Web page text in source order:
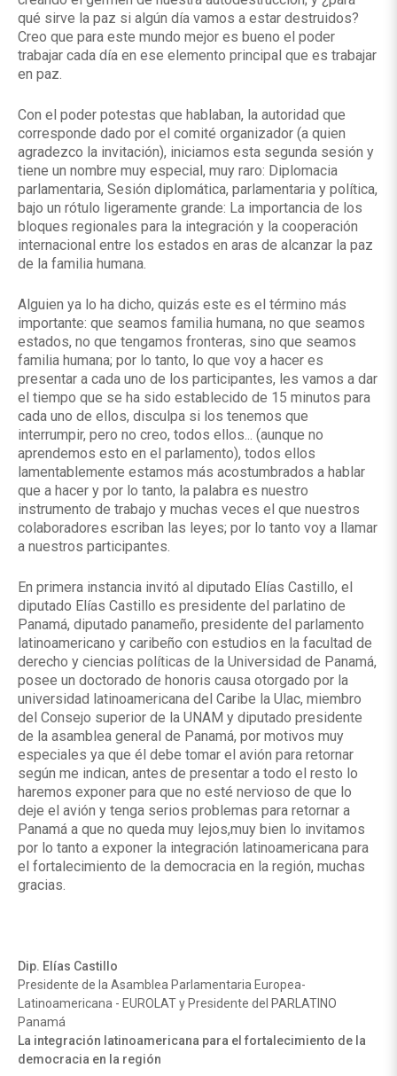
qué sirve la paz si algún día vamos a estar destruidos?
Creo que para este mundo mejor es bueno el poder
trabajar cada día en ese elemento principal que es trabajar
en paz.
Con el poder potestas que hablaban, la autoridad que
corresponde dado por el comité organizador (a quien
agradezco la invitación), iniciamos esta segunda sesión y
tiene un nombre muy especial, muy raro: Diplomacia
parlamentaria, Sesión diplomática, parlamentaria y política,
bajo un rótulo ligeramente grande: La importancia de los
bloques regionales para la integración y la cooperación
internacional entre los estados en aras de alcanzar la paz
de la familia humana.
Alguien ya lo ha dicho, quizás este es el término más
importante: que seamos familia humana, no que seamos
estados, no que tengamos fronteras, sino que seamos
familia humana; por lo tanto, lo que voy a hacer es
presentar a cada uno de los participantes, les vamos a dar
el tiempo que se ha sido establecido de 15 minutos para
cada uno de ellos, disculpa si los tenemos que
interrumpir, pero no creo, todos ellos... (aunque no
aprendemos esto en el parlamento), todos ellos
lamentablemente estamos más acostumbrados a hablar
que a hacer y por lo tanto, la palabra es nuestro
instrumento de trabajo y muchas veces el que nuestros
colaboradores escriban las leyes; por lo tanto voy a llamar
a nuestros participantes.
En primera instancia invitó al diputado Elías Castillo, el
diputado Elías Castillo es presidente del parlatino de
Panamá, diputado panameño, presidente del parlamento
latinoamericano y caribeño con estudios en la facultad de
derecho y ciencias políticas de la Universidad de Panamá,
posee un doctorado de honoris causa otorgado por la
universidad latinoamericana del Caribe la Ulac, miembro
del Consejo superior de la UNAM y diputado presidente
de la asamblea general de Panamá, por motivos muy
especiales ya que él debe tomar el avión para retornar
según me indican, antes de presentar a todo el resto lo
haremos exponer para que no esté nervioso de que lo
deje el avión y tenga serios problemas para retornar a
Panamá a que no queda muy lejos,muy bien lo invitamos
por lo tanto a exponer la integración latinoamericana para
el fortalecimiento de la democracia en la región, muchas
gracias.
Dip. Elías Castillo
Presidente de la Asamblea Parlamentaria Europea-
Latinoamericana - EUROLAT y Presidente del PARLATINO
Panamá
La integración latinoamericana para el fortalecimiento de la
democracia en la región